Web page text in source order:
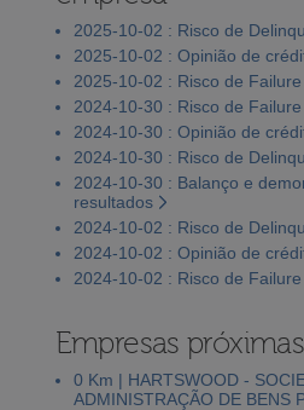
2025-10-02 : Risco de
2025-10-02 : Opinião de
2025-10-02 : Risco de Failure
2024-10-30 : Risco de Failure
2024-10-30 : Opinião de
2024-10-30 : Risco de
2024-10-30 : Balanço e
resultados
2024-10-02 : Risco de
2024-10-02 : Opinião de
2024-10-02 : Risco de Failure
Empresas próximas
0 Km | HARTSWOOD -
ADMINISTRAÇÃO DE BENS